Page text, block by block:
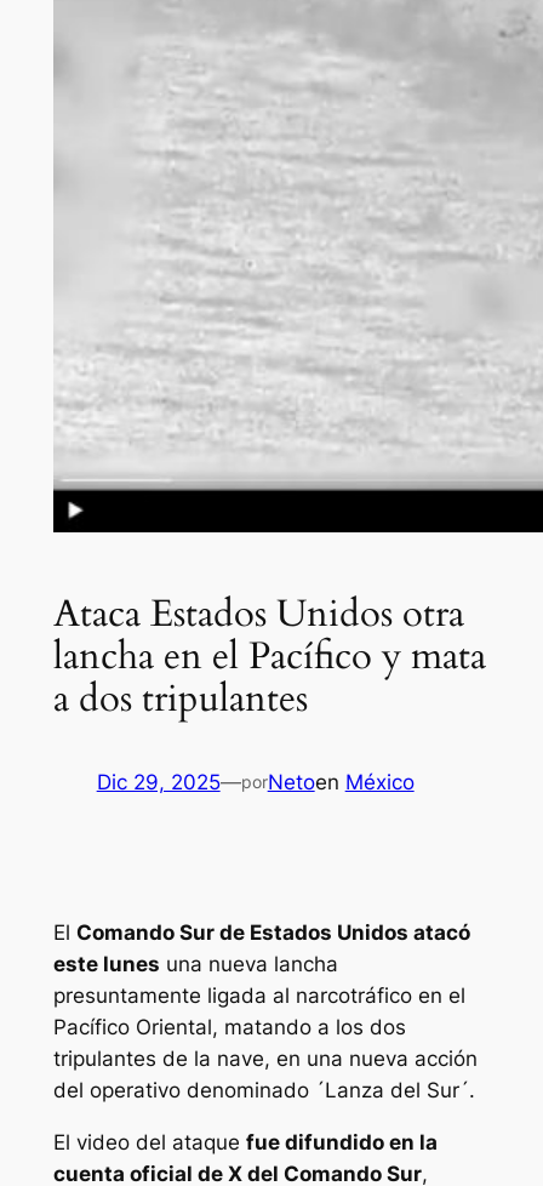
Ataca Estados Unidos otra
lancha en el Pacífico y mata
a dos tripulantes
Dic 29, 2025—porNetoen México
El Comando Sur de Estados Unidos atacó
este lunes una nueva lancha
presuntamente ligada al narcotráfico en el
Pacífico Oriental, matando a los dos
tripulantes de la nave, en una nueva acción
del operativo denominado ´Lanza del Sur´.
El video del ataque fue difundido en la
cuenta oficial de X del Comando Sur,